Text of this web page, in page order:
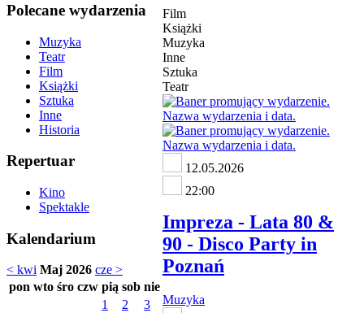
Polecane wydarzenia
Muzyka
Teatr
Film
Książki
Sztuka
Inne
Historia
Repertuar
Kino
Spektakle
Kalendarium
< kwi Maj 2026 cze >
pon wto śro czw pią sob nie
1
2
3
Film
Książki
Muzyka
Inne
Sztuka
Teatr
12.05.2026
22:00
Impreza - Lata 80 &
90 - Disco Party in
Poznań
Muzyka